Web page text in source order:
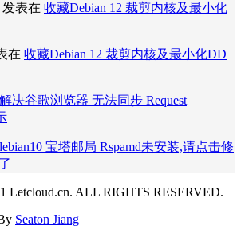
发表在 收藏Debian 12 裁剪内核及最小化
在 收藏Debian 12 裁剪内核及最小化DD
解决谷歌浏览器 无法同步 Request
宝塔邮局 Rspamd未安装,请点击修
Letcloud.cn. ALL RIGHTS RESERVED.
Seaton Jiang